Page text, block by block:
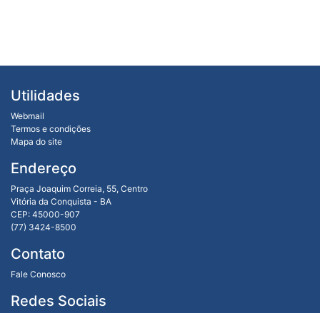
Utilidades
Webmail
Termos e condições
Mapa do site
Endereço
Praça Joaquim Correia, 55, Centro
Vitória da Conquista - BA
CEP: 45000-907
(77) 3424-8500
Contato
Fale Conosco
Redes Sociais